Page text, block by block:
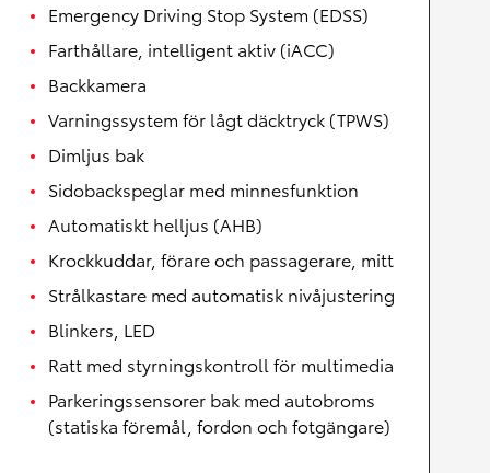
Emergency Driving Stop System (EDSS)
Farthållare, intelligent aktiv (iACC)
Backkamera
Varningssystem för lågt däcktryck (TPWS)
Dimljus bak
Sidobackspeglar med minnesfunktion
Automatiskt helljus (AHB)
Krockkuddar, förare och passagerare, mitt
Strålkastare med automatisk nivåjustering
Blinkers, LED
Ratt med styrningskontroll för multimedia
Parkeringssensorer bak med autobroms
(statiska föremål, fordon och fotgängare)